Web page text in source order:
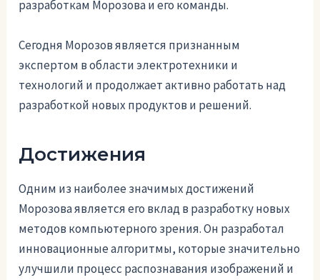
разработкам Морозова и его команды.
Сегодня Морозов является признанным
экспертом в области электротехники и
технологий и продолжает активно работать над
разработкой новых продуктов и решений.
Достижения
Одним из наиболее значимых достижений
Морозова является его вклад в разработку новых
методов компьютерного зрения. Он разработал
инновационные алгоритмы, которые значительно
улучшили процесс распознавания изображений и